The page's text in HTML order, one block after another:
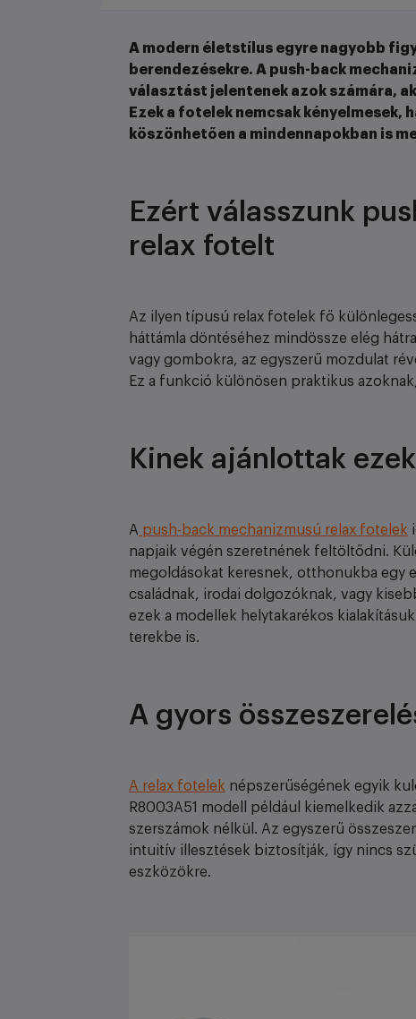
A modern életstílus egyre nagyobb
berendezésekre. A push-back
választást jelentenek azok számára,
Ezek a fotelek nemcsak kényelmesek,
köszönhetően a mindennapokban is
Ezért válasszunk
relax fotelt
Az ilyen típusú relax fotelek fő
háttámla döntéséhez mindössze elég
vagy gombokra, az egyszerű mozdulat
Ez a funkció különösen praktikus
Kinek ajánlottak
A push-back mechanizmusú relax fotelek
napjaik végén szeretnének feltöltődni.
megoldásokat keresnek, otthonukba egy
családnak, irodai dolgozóknak, vagy
ezek a modellek helytakarékos
terekbe is.
A gyors
A relax fotelek népszerűségének egyik
R8003A51 modell például kiemelkedik
szerszámok nélkül. Az egyszerű
intuitív illesztések biztosítják, így nincs
eszközökre.